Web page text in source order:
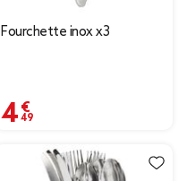
Fourchette inox x3
4,49 €